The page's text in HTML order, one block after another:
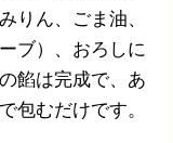
りん、ごま油、
ブ）、おろしに
餡は完成で、あ
包むだけです。